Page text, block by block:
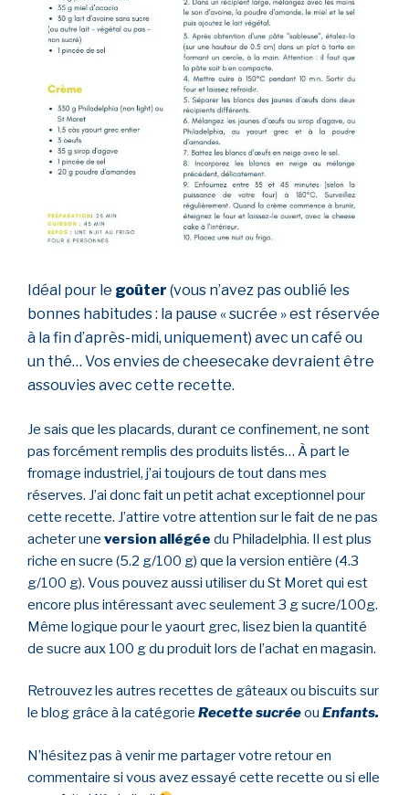
Idéal pour le goûter (vous n’avez pas oublié les
bonnes habitudes : la pause « sucrée » est réservée
à la fin d’après-midi, uniquement) avec un café ou
un thé… Vos envies de cheesecake devraient être
assouvies avec cette recette.
Je sais que les placards, durant ce confinement, ne sont
pas forcément remplis des produits listés… À part le
fromage industriel, j’ai toujours de tout dans mes
réserves. J’ai donc fait un petit achat exceptionnel pour
cette recette. J’attire votre attention sur le fait de ne pas
acheter une version allégée du Philadelphia. Il est plus
riche en sucre (5.2 g/100 g) que la version entière (4.3
g/100 g). Vous pouvez aussi utiliser du St Moret qui est
encore plus intéressant avec seulement 3 g sucre/100g.
Même logique pour le yaourt grec, lisez bien la quantité
de sucre aux 100 g du produit lors de l’achat en magasin.
Retrouvez les autres recettes de gâteaux ou biscuits sur
le blog grâce à la catégorie Recette sucréeou Enfants.
N’hésitez pas à venir me partager votre retour en
commentaire si vous avez essayé cette recette ou si elle